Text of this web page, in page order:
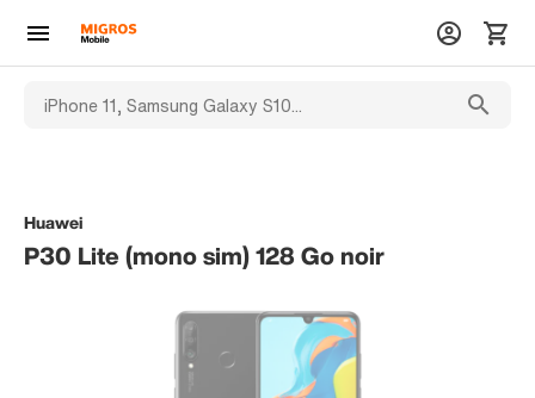
Huawei
P30 Lite (mono sim) 128 Go noir